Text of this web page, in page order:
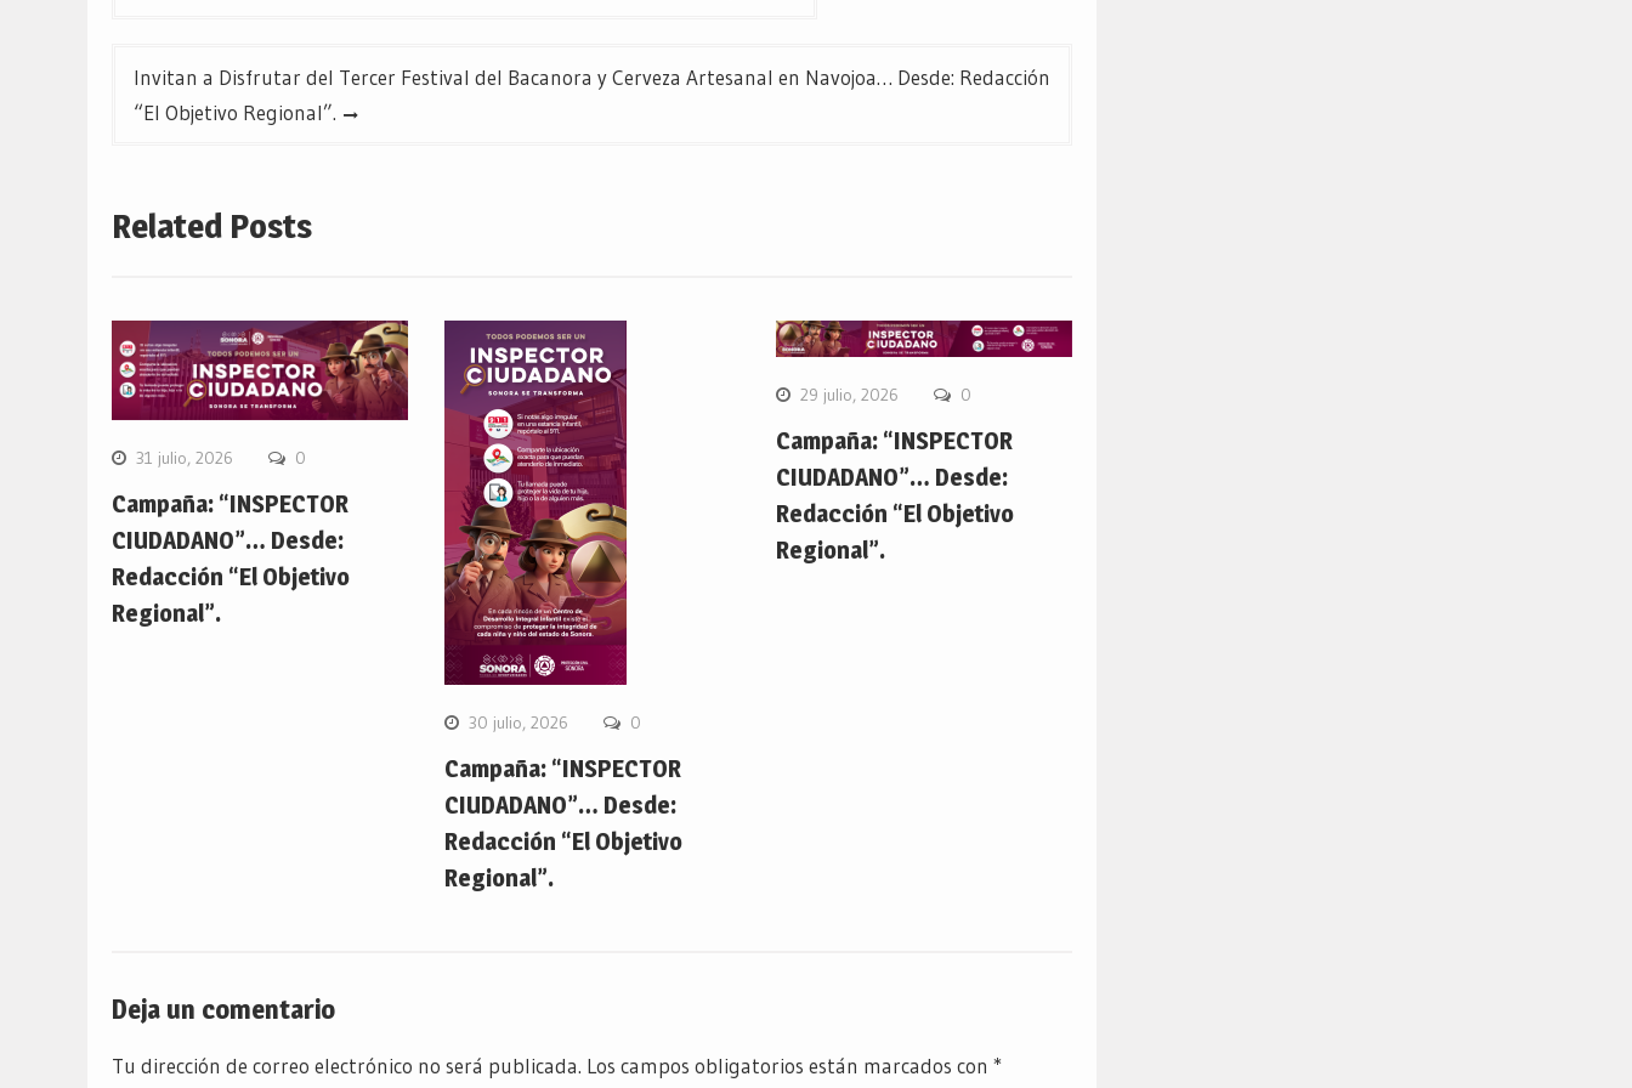
entradas
Invitan a Disfrutar del Tercer Festival del Bacanora y Cerveza Artesanal en Navojoa… Desde: Redacción
“El Objetivo Regional”.
Related Posts
31 julio, 2026 0
Campaña: “INSPECTOR
CIUDADANO”… Desde:
Redacción “El Objetivo
Regional”.
30 julio, 2026 0
Campaña: “INSPECTOR
CIUDADANO”… Desde:
Redacción “El Objetivo
Regional”.
29 julio, 2026 0
Campaña: “INSPECTOR
CIUDADANO”… Desde:
Redacción “El Objetivo
Regional”.
Deja un comentario
Tu dirección de correo electrónico no será publicada. Los campos obligatorios están marcados con *